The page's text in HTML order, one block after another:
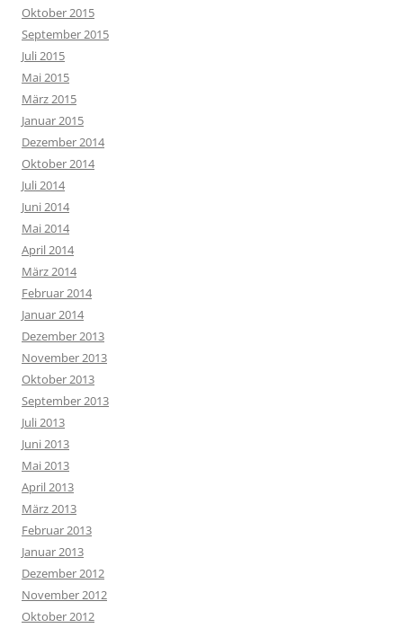
Oktober 2015
September 2015
Juli 2015
Mai 2015
März 2015
Januar 2015
Dezember 2014
Oktober 2014
Juli 2014
Juni 2014
Mai 2014
April 2014
März 2014
Februar 2014
Januar 2014
Dezember 2013
November 2013
Oktober 2013
September 2013
Juli 2013
Juni 2013
Mai 2013
April 2013
März 2013
Februar 2013
Januar 2013
Dezember 2012
November 2012
Oktober 2012